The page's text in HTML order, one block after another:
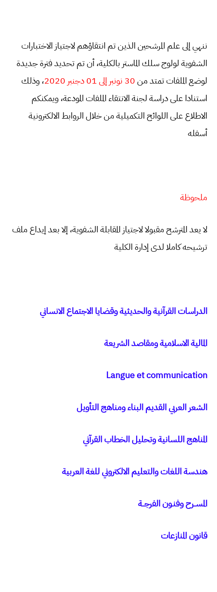
ننهي إلى علم المرشحين الذين تم انتقاؤهم لاجتياز الاختبارات
الشفوية لولوج سلك الماستر بالكلية، أن تم تحديد فترة جديدة
لوضع الملفات تمتد من30 نونبر إلى 01 دجنبر 2020
، وذلك
استنادا على دراسة لجنة الانتقاء الملفات المودعة، ويمكنكم
الاطلاع على اللوائح التكميلية من خلال الروابط الالكترونية
أسفله
ملحوظة
ترشيحه كاملا لدى إدارة الكلية
الدراسات القرآنية والحديثية وقضايا الاجتماع الانساني
المالية الاسلامية ومقاصد الشريعة
Langue et communication
الشعر العربي القديم البناء ومناهج التأويل
المناهج اللسانية وتحليل الخطاب القرآني
هندسة اللغات والتعليم الالكتروني للغة العربية
المســرح وفنـون الفرجــة
قانون المنازعات